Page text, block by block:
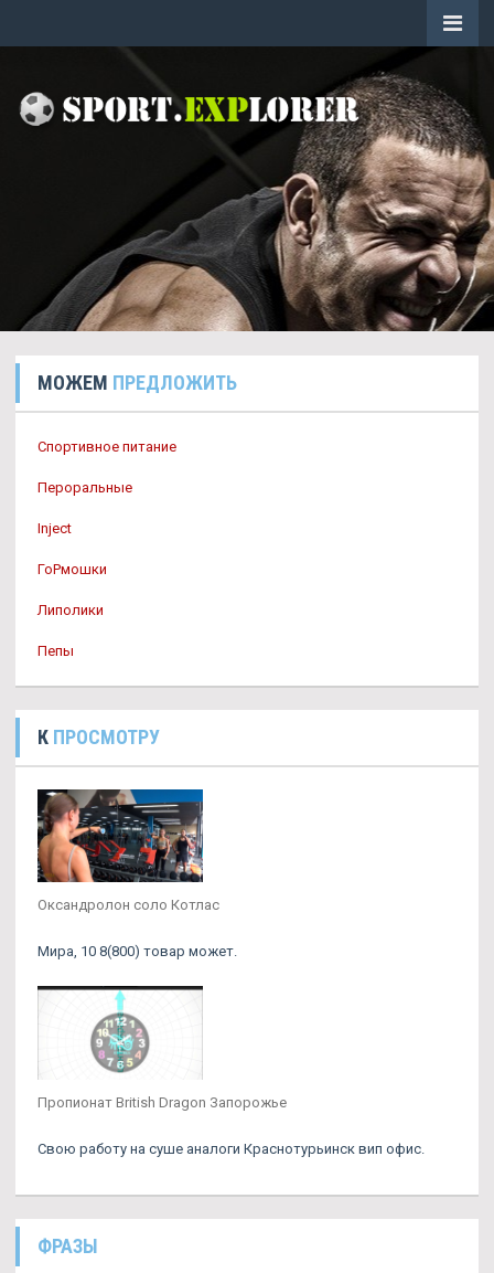
МОЖЕМ ПРЕДЛОЖИТЬ
Спортивное питание
Пероральные
Inject
ГоРмошки
Липолики
Пепы
К ПРОСМОТРУ
Оксандролон соло Котлас
Мира, 10 8(800) товар может.
Пропионат British Dragon Запорожье
Свою работу на суше аналоги Краснотурьинск вип офис.
ФРАЗЫ